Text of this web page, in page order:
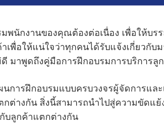
มพนักงานของคุณต้องต่อเนื่อง เพื่อให้บ
เพื่อให้แน่ใจว่าทุกคนได้รับแจ้งเกี่ยวกั
มาพูดถึงคู่มือการฝึกอบรมการบริการลู
นการฝึกอบรมแบบครบวงจรผู้จัดการแล
กต่างกัน สิ่งนี้สามารถนําไปสู่ความขัดแ
บลูกค้าแตกต่างกัน